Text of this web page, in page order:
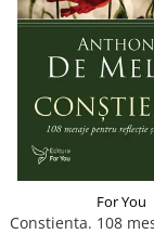
For You
Constienta. 108